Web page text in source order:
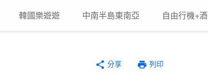
韓國樂遊遊 中南半島東南亞 自由行機+酒
share 分享 print 列印